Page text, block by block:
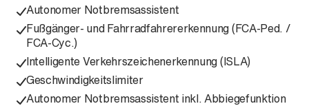
Autonomer Notbremsassistent
Fußgänger- und Fahrradfahrererkennung (FCA-Ped. /
FCA-Cyc.)
Intelligente Verkehrszeichenerkennung (ISLA)
Geschwindigkeitslimiter
Autonomer Notbremsassistent inkl. Abbiegefunktion